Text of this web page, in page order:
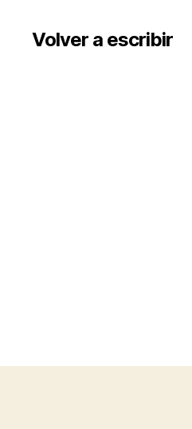
Volver a escribir